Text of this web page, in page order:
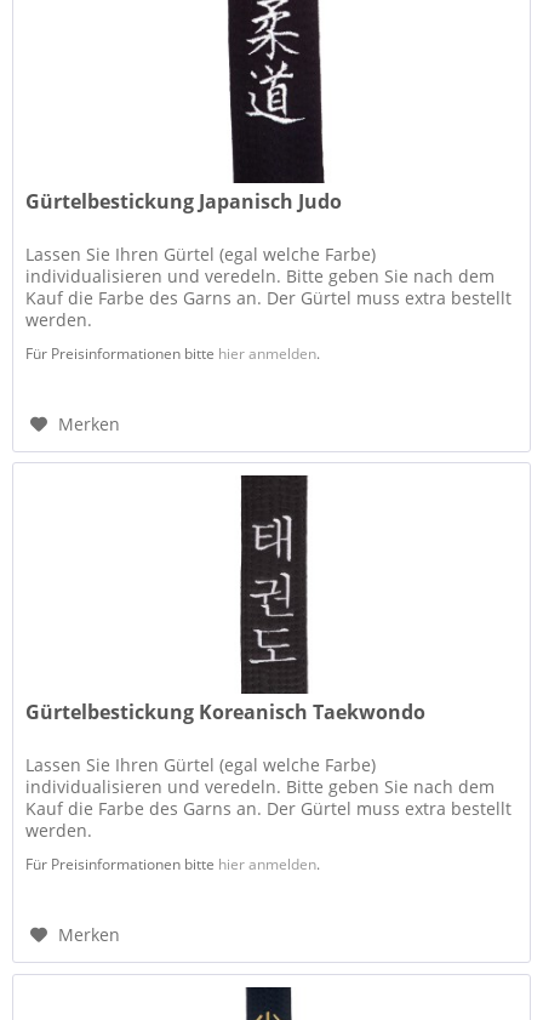
Gürtelbestickung Japanisch Judo
Lassen Sie Ihren Gürtel (egal welche Farbe)
individualisieren und veredeln. Bitte geben Sie nach dem
Kauf die Farbe des Garns an. Der Gürtel muss extra bestellt
werden.
Für Preisinformationen bitte hier anmelden.
Merken
Gürtelbestickung Koreanisch Taekwondo
Lassen Sie Ihren Gürtel (egal welche Farbe)
individualisieren und veredeln. Bitte geben Sie nach dem
Kauf die Farbe des Garns an. Der Gürtel muss extra bestellt
werden.
Für Preisinformationen bitte hier anmelden.
Merken